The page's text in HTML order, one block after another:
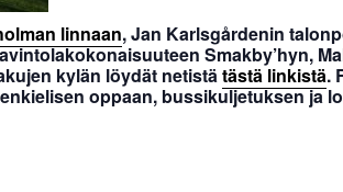
linnaan, Jan Karlsgårdenin
Smakby’hyn,
kylän löydät netistätästä linkistä.
oppaan, bussikuljetuksen ja